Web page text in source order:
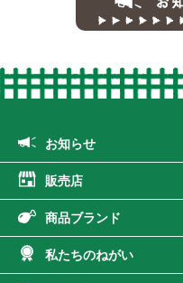
お知らせ
販売店
商品ブランド
私たちのねがい